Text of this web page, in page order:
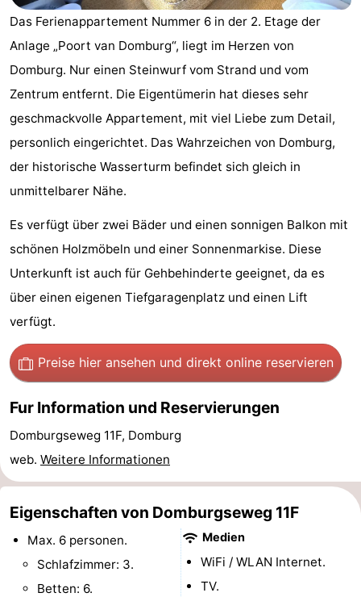
-
Park
Loverendale
-
Résidence
Wijngaerde
Campingplätze
Ferienhäuser
Buitenhof
Domburg
-
Hof
Domburg
-
Westhove
Hotels
Zimmer
(mit
Frühstück)
Lastminutes
Strand
Sehen
tun
Museen
-
Denkmäler
-
Mühlen
Das Ferienappartement Nummer 6 in der 2. Etage der
Anlage „Poort van Domburg“, liegt im Herzen von
Domburg. Nur einen Steinwurf vom Strand und vom
Zentrum entfernt. Die Eigentümerin hat dieses sehr
geschmackvolle Appartement, mit viel Liebe zum Detail,
personlich eingerichtet. Das Wahrzeichen von Domburg,
der historische Wasserturm befindet sich gleich in
unmittelbarer Nähe.
Es verfügt über zwei Bäder und einen sonnigen Balkon mit
schönen Holzmöbeln und einer Sonnenmarkise. Diese
Unterkunft ist auch für Gehbehinderte geeignet, da es
über einen eigenen Tiefgaragenplatz und einen Lift
verfügt.
Preise hier ansehen und direkt online reservieren
Fur Information und Reservierungen
Domburgseweg 11F, Domburg
web. Weitere Informationen
Eigenschaften von Domburgseweg 11F
Max. 6 personen.
Schlafzimmer: 3.
Betten: 6.
Medien
WiFi / WLAN Internet.
TV.